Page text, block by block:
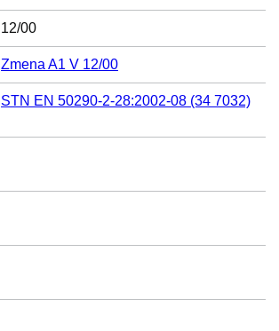
12/00
Zmena A1 V 12/00
STN EN 50290-2-28:2002-08 (34 7032)